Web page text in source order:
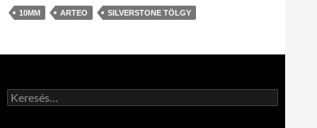
10MM ARTEO SILVERSTONE TÖLGY
Keresés: